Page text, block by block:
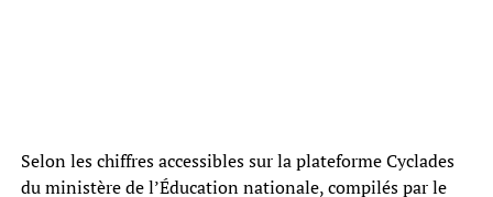
Selon les chiffres accessibles sur la plateforme Cyclades
du ministère de l’Éducation nationale, compilés par le